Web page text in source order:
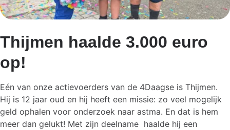
Thijmen haalde 3.000 euro
op!
Eén van onze actievoerders van de 4Daagse is Thijmen.
Hij is 12 jaar oud en hij heeft een missie: zo veel mogelijk
geld ophalen voor onderzoek naar astma. En dat is hem
meer dan gelukt! Met zijn deelname haalde hij een